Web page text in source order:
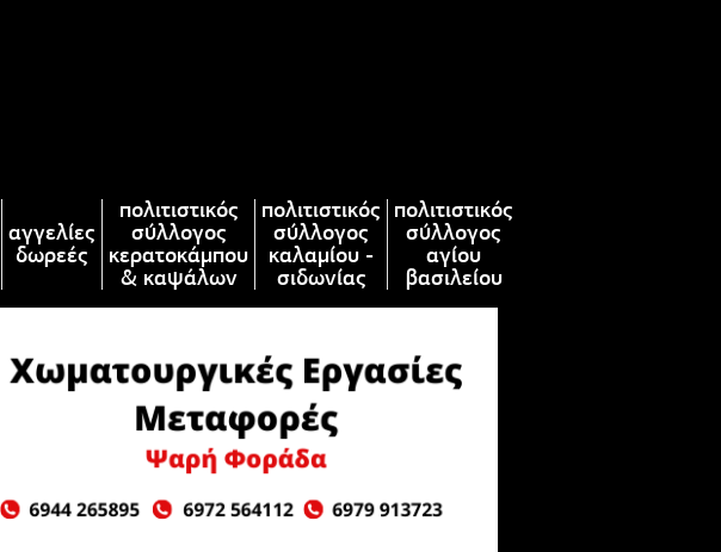
αγγελίες
δωρεές
πολιτιστικός
σύλλογος
κερατοκάμπου
& καψάλων
πολιτιστικός
σύλλογος
καλαμίου -
σιδωνίας
πολιτιστικός
σύλλογος
αγίου
βασιλείου